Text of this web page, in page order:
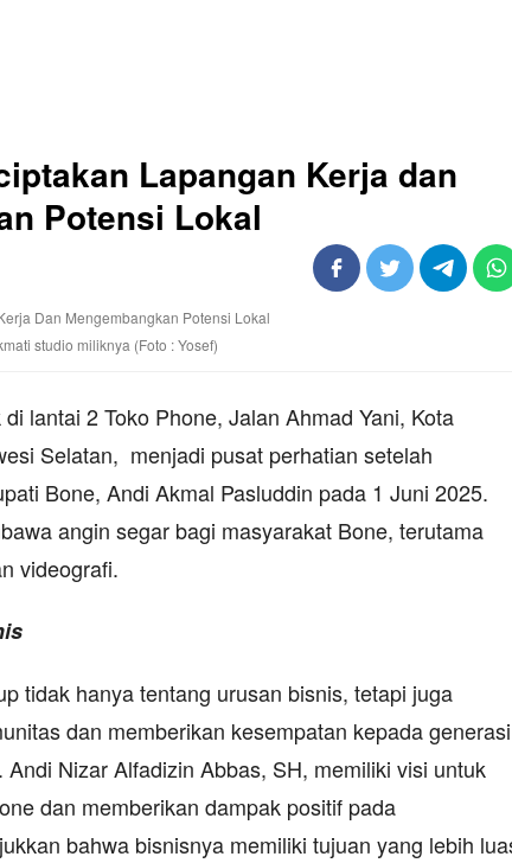
Lapangan Kerja dan
Potensi Lokal
studio miliknya (Foto : Yosef)
lantai 2 Toko Phone, Jalan Ahmad Yani, Kota
Selatan, menjadi pusat perhatian setelah
Bone, Andi Akmal Pasluddin pada 1 Juni 2025.
angin segar bagi masyarakat Bone, terutama
videografi.
tidak hanya tentang urusan bisnis, tetapi juga
dan memberikan kesempatan kepada generasi
Nizar Alfadizin Abbas, SH, memiliki visi untuk
dan memberikan dampak positif pada
bahwa bisnisnya memiliki tujuan yang lebih